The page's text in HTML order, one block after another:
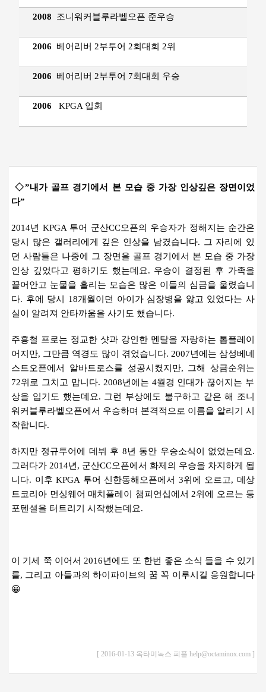
2008 조니워커블루라벨오픈 준우승
2006 베어리버 2부투어 2회대회 2위
2006 베어리버 2부투어 7회대회 우승
2006 KPGA 입회
◇”내가 골프 경기에서 본 모습중 가장 인상깊은 장면이었
다”
2014년 KPGA 투어 군산CC오픈의 우승자가 정해지는 순간은
당시 많은 갤러리에게 깊은 인상을 남겼습니다. 그 자리에 있
던 사람들은 나중에
그 장면을 골프 경기에서 본 모습 중 가장
인상 깊었다고 평하기도 했는데요. 우승이 결정된 후 가족을
끌어안고 눈물을 흘리는 모습은 많은 이들의 심금을 울렸습니
다. 후에 당시 18개월이던 아이가 심장병을 앓고 있었다는 사
실이 알려져 안타까움을 사기도 했습니다.
주흥철 프로는 정교한 샷과 강인한 멘탈을 자랑하는 톱플레이
어지만, 그만큼 역경도 많이 겪었습니다. 2007년에는 삼성베네
스트오픈에서 알바트로스를 성공시켰지만, 그해 상금순위는
72위로 그치고 맙니다. 2008년에는 4월경 인대가 끊어지는 부
상을 입기도 했는데요. 그런 부상에도 불구하고 같은 해 조니
워커블루라벨오픈에서 우승하며 본격적으로 이름을 알리기 시
작합니다.
하지만 정규투어에 데뷔 후 8년 동안 우승소식이 없었는데요.
그러다가 2014년, 군산CC오픈에서 화제의 우승을 차지하게 됩
니다. 이후 KPGA 투어 신한동해오픈에서 3위에 오르고, 데상
트코리아 먼싱웨어 매치플레이 챔피언십에서 2위에 오르는 등
포텐셜을 터트리기 시작했는데요.
이 기세 쭉 이어서 2016년에도 또 한번 좋은 소식 들을 수 있기
를, 그리고 아들과의 하이파이브의 꿈 꼭 이루시길 응원합니다
😀
[ 2016-01-13 옥타미녹스 피플 help@octaminox.com ]